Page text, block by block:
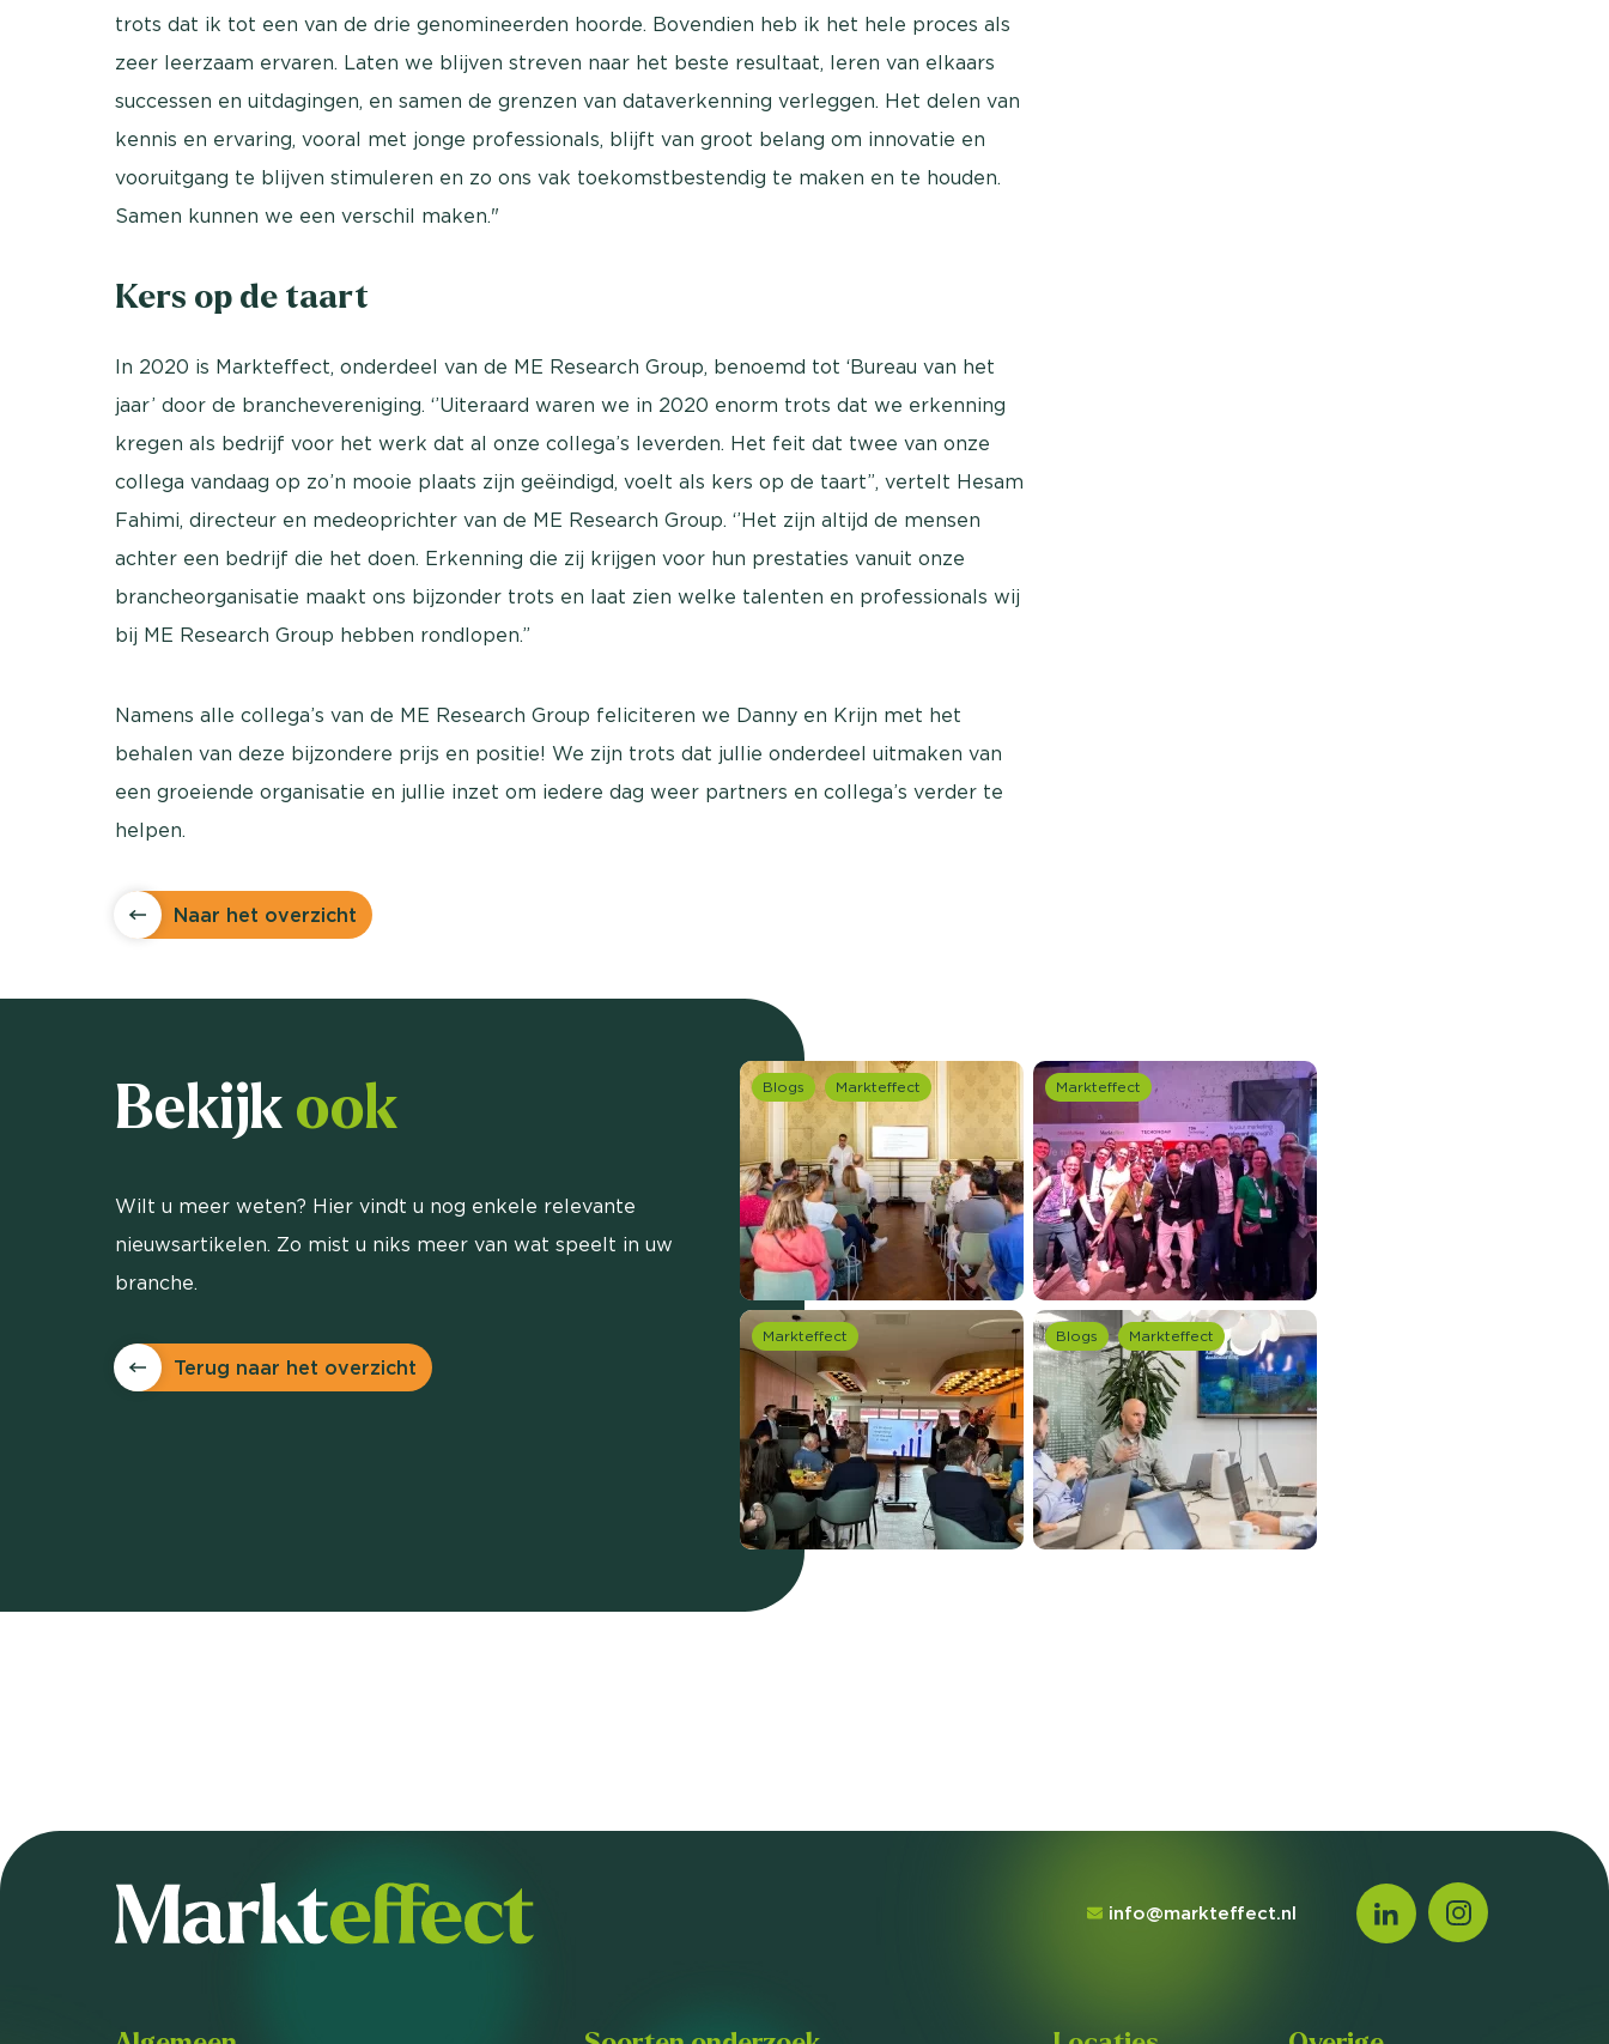
trots dat ik tot een van de drie genomineerden hoorde. Bovendien heb ik het hele proces als
zeer leerzaam ervaren. Laten we blijven streven naar het beste resultaat, leren van elkaars
successen en uitdagingen, en samen de grenzen van dataverkenning verleggen. Het delen van
kennis en ervaring, vooral met jonge professionals, blijft van groot belang om innovatie en
vooruitgang te blijven stimuleren en zo ons vak toekomstbestendig te maken en te houden.
Samen kunnen we een verschil maken."
Kers op de taart
In 2020 is Markteffect, onderdeel van de ME Research Group, benoemd tot ‘Bureau van het
jaar’ door de branchevereniging. ‘’Uiteraard waren we in 2020 enorm trots dat we erkenning
kregen als bedrijf voor het werk dat al onze collega’s leverden. Het feit dat twee van onze
collega vandaag op zo’n mooie plaats zijn geëindigd, voelt als kers op de taart”, vertelt Hesam
Fahimi, directeur en medeoprichter van de ME Research Group. ‘’Het zijn altijd de mensen
achter een bedrijf die het doen. Erkenning die zij krijgen voor hun prestaties vanuit onze
brancheorganisatie maakt ons bijzonder trots en laat zien welke talenten en professionals wij
bij ME Research Group hebben rondlopen.”
Namens alle collega’s van de ME Research Group feliciteren we Danny en Krijn met het
behalen van deze bijzondere prijs en positie! We zijn trots dat jullie onderdeel uitmaken van
een groeiende organisatie en jullie inzet om iedere dag weer partners en collega’s verder te
helpen.
Naar het overzicht
Bekijkook
Wilt u meer weten? Hier vindt u nog enkele relevante
nieuwsartikelen. Zo mist u niks meer van wat speelt in uw
branche.
Terug naar het overzicht
Blogs Markteffect Markteffect
Markteffect Blogs Markteffect
info@markteffect.nl